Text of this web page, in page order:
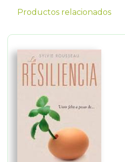
Productos relacionados